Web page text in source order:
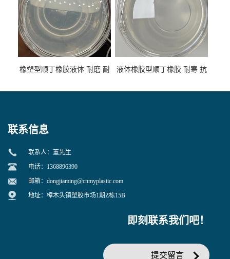
橡塑型顺丁橡胶液体 耐磨 耐
液体橡胶型顺丁橡胶 耐寒 抗
联系信息
联系人：董先生
电话：1368896390
邮箱： dongjiaming@cnmyplastic.com
地址：樟木头镇塑胶市场1期Z栋15B
即刻联系我们吧！
提交留言